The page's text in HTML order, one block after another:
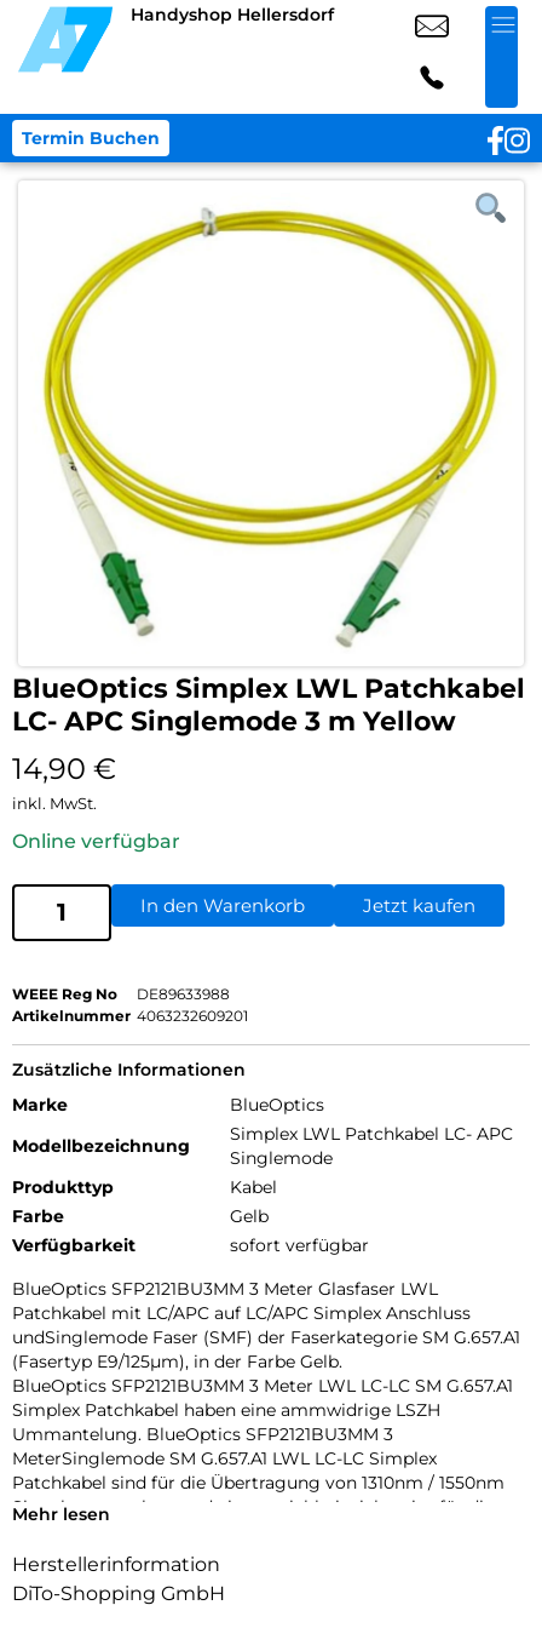
Handyshop Hellersdorf
Termin Buchen
BlueOptics Simplex LWL Patchkabel
LC- APC Singlemode 3 m Yellow
14,90 €
inkl. MwSt.
Online verfügbar
In den Warenkorb Jetzt kaufen
WEEE Reg No
DE89633988
Artikelnummer 4063232609201
Zusätzliche Informationen
Marke
BlueOptics
Modellbezeichnung
Simplex LWL Patchkabel LC- APC
Singlemode
Produkttyp
Kabel
Farbe
Gelb
Verfügbarkeit
sofort verfügbar
BlueOptics SFP2121BU3MM 3 Meter Glasfaser LWL
Patchkabel mit LC/APC auf LC/APC Simplex Anschluss
undSinglemode Faser (SMF) der Faserkategorie SM G.657.A1
(Fasertyp E9/125µm), in der Farbe Gelb.
BlueOptics SFP2121BU3MM 3 Meter LWL LC-LC SM G.657.A1
Simplex Patchkabel haben eine ammwidrige LSZH
Ummantelung. BlueOptics SFP2121BU3MM 3
MeterSinglemode SM G.657.A1 LWL LC-LC Simplex
Patchkabel sind für die Übertragung von 1310nm / 1550nm
Signalen ausgelegt und eignen sichbeispielsweise für die
damit verbundenen Anschluss von optischenTransceivern.
BlueOptics SFP2121BU3MM 3 Meter Singlemode SM G.657.A1
Mehr lesen
Herstellerinformation
DiTo-Shopping GmbH